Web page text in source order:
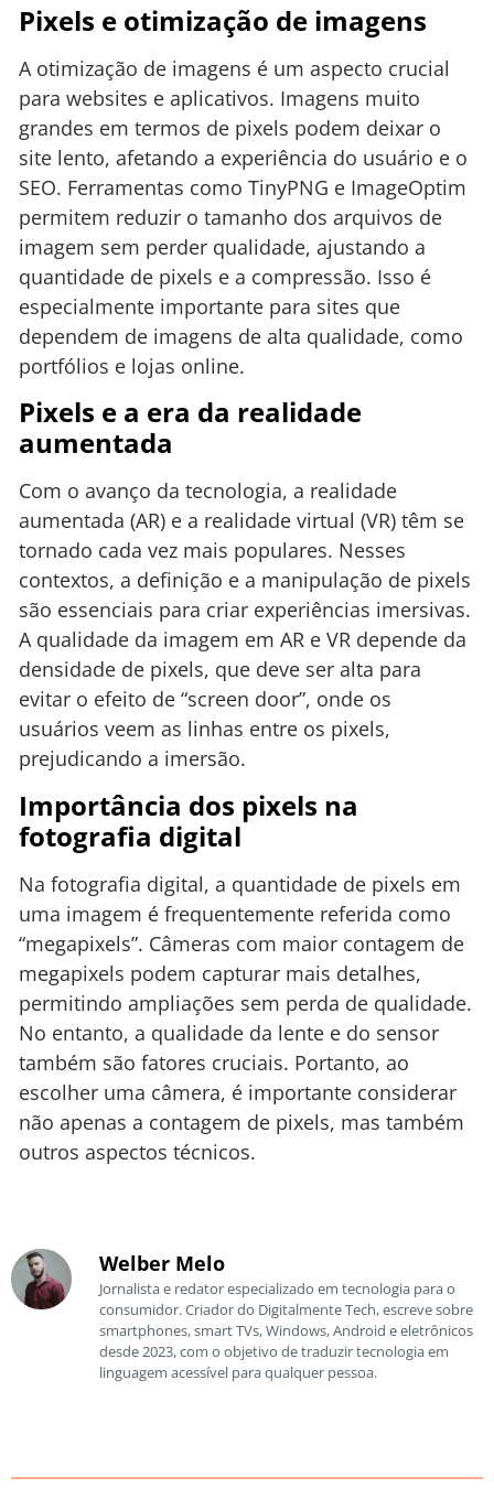
Pixels e otimização de imagens
A otimização de imagens é um aspecto crucial
para websites e aplicativos. Imagens muito
grandes em termos de pixels podem deixar o
site lento, afetando a experiência do usuário e o
SEO. Ferramentas como TinyPNG e ImageOptim
permitem reduzir o tamanho dos arquivos de
imagem sem perder qualidade, ajustando a
quantidade de pixels e a compressão. Isso é
especialmente importante para sites que
dependem de imagens de alta qualidade, como
portfólios e lojas online.
Pixels e a era da realidade
aumentada
Com o avanço da tecnologia, a realidade
aumentada (AR) e a realidade virtual (VR) têm se
tornado cada vez mais populares. Nesses
contextos, a definição e a manipulação de pixels
são essenciais para criar experiências imersivas.
A qualidade da imagem em AR e VR depende da
densidade de pixels, que deve ser alta para
evitar o efeito de “screen door”, onde os
usuários veem as linhas entre os pixels,
prejudicando a imersão.
Importância dos pixels na
fotografia digital
Na fotografia digital, a quantidade de pixels em
uma imagem é frequentemente referida como
“megapixels”. Câmeras com maior contagem de
megapixels podem capturar mais detalhes,
permitindo ampliações sem perda de qualidade.
No entanto, a qualidade da lente e do sensor
também são fatores cruciais. Portanto, ao
escolher uma câmera, é importante considerar
não apenas a contagem de pixels, mas também
outros aspectos técnicos.
Welber Melo
Jornalista e redator especializado em tecnologia para o
consumidor. Criador do Digitalmente Tech, escreve sobre
smartphones, smart TVs, Windows, Android e eletrônicos
desde 2023, com o objetivo de traduzir tecnologia em
linguagem acessível para qualquer pessoa.